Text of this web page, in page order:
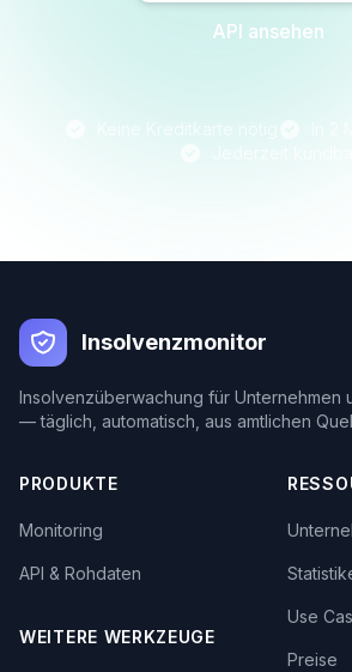
API ansehen
Insolvenzmonitor
Insolvenzüberwachung für Unternehmen
— täglich, automatisch, aus amtlichen
PRODUKTE
Monitoring
API & Rohdaten
WEITERE WERKZEUGE
Use
Preise